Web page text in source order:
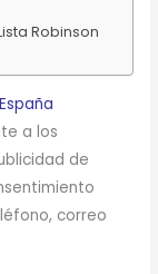
Robinson
a los
de
correo